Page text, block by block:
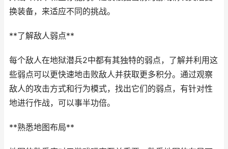
换装备，来适应不同的挑战。
**了解敌人弱点**
每个敌人在地狱潜兵2中都有其独特的弱点，了解并利用这
些弱点可以更快速地击败敌人并获取更多积分。通过观察
敌人的攻击方式和行为模式，找出它们的弱点，有针对性
地进行作战，可以事半功倍。
**熟悉地图布局**